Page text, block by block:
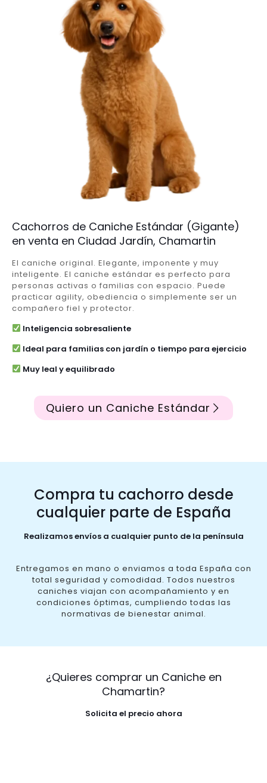
Cachorros de Caniche Estándar (Gigante)
en venta en Ciudad Jardín, Chamartin
El caniche original. Elegante, imponente y muy
inteligente. El caniche estándar es perfecto para
personas activas o familias con espacio. Puede
practicar agility, obediencia o simplemente ser un
compañero fiel y protector.
Inteligencia sobresaliente
Ideal para familias con jardín o tiempo para ejercicio
Muy leal y equilibrado
Quiero un Caniche Estándar
Compra tu cachorro desde
cualquier parte de España
Realizamos envíos a cualquier punto de la península
Entregamos en mano o enviamos a toda España con
total seguridad y comodidad. Todos nuestros
caniches viajan con acompañamiento y en
condiciones óptimas, cumpliendo todas las
normativas de bienestar animal.
¿Quieres comprar un Caniche en
Chamartin?
Solicita el precio ahora